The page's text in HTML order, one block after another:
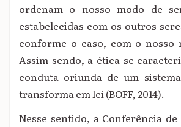
ordenam o nosso modo de
estabelecidas com os outros
conforme o caso, com o nosso
Assim sendo, a ética se
conduta oriunda de um
transforma em lei (BOFF, 2014).
Nesse sentido, a Conferência de